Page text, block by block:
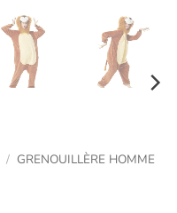
/ GRENOUILLÈRE HOMME